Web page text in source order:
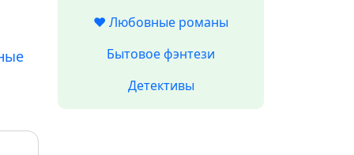
❤️ Любовные романы
Бытовое фэнтези
Детективы